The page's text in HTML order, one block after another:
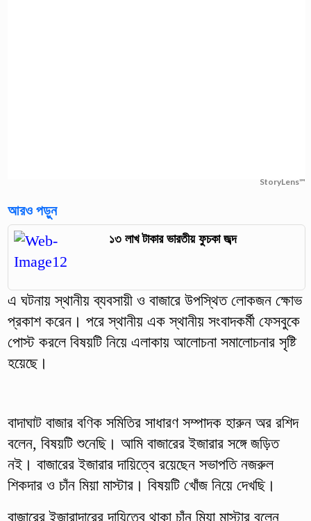
StoryLens™
আরও পড়ুন
১৩ লাখ টাকার ভারতীয় ফুচকা জব্দ
এ ঘটনায় স্থানীয় ব্যবসায়ী ও বাজারে উপস্থিত লোকজন ক্ষোভ
প্রকাশ করেন। পরে স্থানীয় এক স্থানীয় সংবাদকর্মী ফেসবুকে
পোস্ট করলে বিষয়টি নিয়ে এলাকায় আলোচনা সমালোচনার সৃষ্টি
হয়েছে।
বাদাঘাট বাজার বণিক সমিতির সাধারণ সম্পাদক হারুন অর রশিদ
বলেন, বিষয়টি শুনেছি। আমি বাজারের ইজারার সঙ্গে জড়িত
নই। বাজারের ইজারার দায়িত্বে রয়েছেন সভাপতি নজরুল
শিকদার ও চাঁন মিয়া মাস্টার। বিষয়টি খোঁজ নিয়ে দেখছি।
বাজারের ইজারাদারের দায়িত্বে থাকা চাঁন মিয়া মাস্টার বলেন,